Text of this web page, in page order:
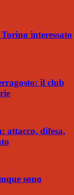
interessato
il club
attacco, difesa,
sono